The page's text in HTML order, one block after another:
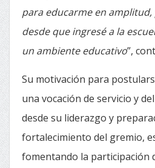
para educarme en
desde que ingresé a la
un ambiente educativo”,
Su motivación para
una vocación de servicio y
desde su liderazgo y
fortalecimiento del gremio,
fomentando la participación